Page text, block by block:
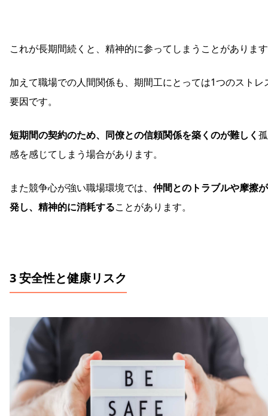
これが長期間続くと、精神的に参ってしまうことがありま
加えて職場での人間関係も、期間工にとっては1つのストレ
要因です。
短期間の契約のため、同僚との信頼関係を築くのが難しく
感を感じてしまう場合があります。
また競争心が強い職場環境では、 仲間とのトラブルや摩擦
発し、精神的に消耗することがあります。
3 安全性と健康リスク